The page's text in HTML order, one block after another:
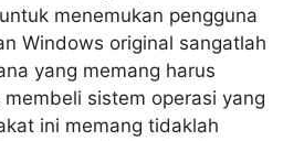
menemukan pengguna
Windows original sangatlah
yang memang harus
sistem operasi yang
ini memang tidaklah